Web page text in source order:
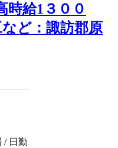
時給1３００
ど：諏訪郡原
/ 日勤